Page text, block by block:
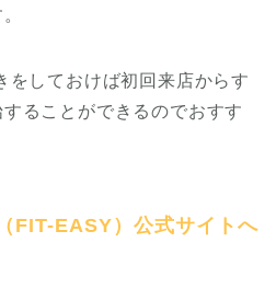
をしておけば初回来店からす
ることができるのでおすす
FIT-EASY）公式サイトへ